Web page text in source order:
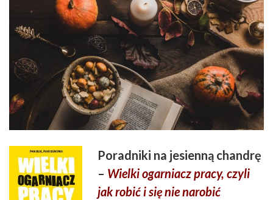
Poradniki na jesienną chandrę
– Wielki ogarniacz pracy, czyli
jak robić i się nie narobić